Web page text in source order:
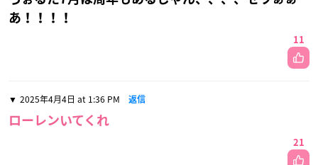
あ！！！！
11
2025年4月4日 at 1:36 PM 返信
ローレンいてくれ
21